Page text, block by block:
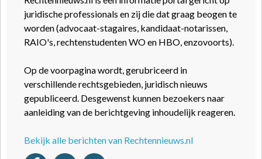
juridische professionals en zij die dat graag beogen te
worden (advocaat-stagaires, kandidaat-notarissen,
RAIO's, rechtenstudenten WO en HBO, enzovoorts).
Op de voorpagina wordt, gerubriceerd in
verschillende rechtsgebieden, juridisch nieuws
gepubliceerd. Desgewenst kunnen bezoekers naar
aanleiding van de berichtgeving inhoudelijk reageren.
Bekijk alle berichten van Rechtennieuws.nl